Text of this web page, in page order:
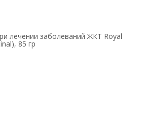
лечении заболеваний ЖКТ Royal
85 гр